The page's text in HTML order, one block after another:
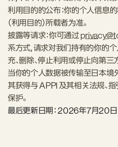
利用目的的公布：你的个人信息
（利用目的）所载者为准。
披露等请求：你可通过
系方式，请求对我们持有的你的个
充、删除、停止利用或停止向第三
当你的个人数据被传输至日本境
其获得与 APPI 及其相关法规、
保护。
最后更新日期： 2026年7月20日